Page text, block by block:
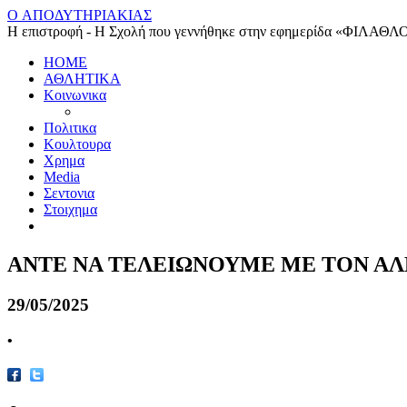
O ΑΠΟΔΥΤΗΡΙΑΚΙΑΣ
Η επιστροφή - Η Σχολή που γεννήθηκε στην εφημερίδα
HOME
ΑΘΛΗΤΙΚΑ
Κοινωνικα
Πολιτικα
Κουλτουρα
Χρημα
Media
Σεντονια
Στοιχημα
ΑΝΤΕ ΝΑ ΤΕΛΕΙΩΝΟΥΜΕ ΜΕ ΤΟΝ
29/05/2025
•